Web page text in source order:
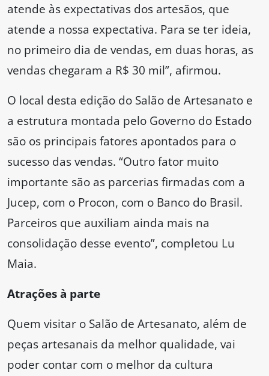
atende às expectativas dos artesãos, que
atende a nossa expectativa. Para se ter ideia,
no primeiro dia de vendas, em duas horas, as
vendas chegaram a R$ 30 mil”, afirmou.
O local desta edição do Salão de Artesanato e
a estrutura montada pelo Governo do Estado
são os principais fatores apontados para o
sucesso das vendas. “Outro fator muito
importante são as parcerias firmadas com a
Jucep, com o Procon, com o Banco do Brasil.
Parceiros que auxiliam ainda mais na
consolidação desse evento”, completou Lu
Maia.
Atrações à parte
Quem visitar o Salão de Artesanato, além de
peças artesanais da melhor qualidade, vai
poder contar com o melhor da cultura